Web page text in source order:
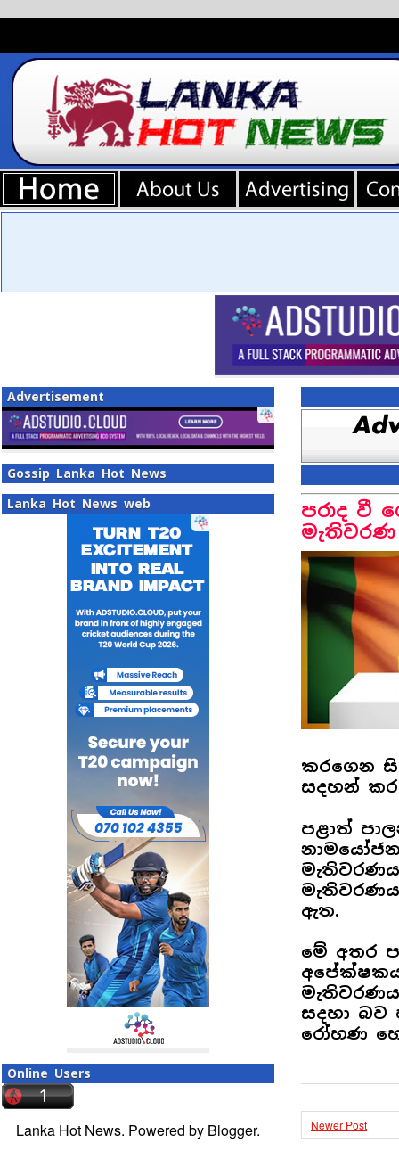
Advertisement
Gossip Lanka Hot News
Lanka Hot News web
Online Users
Lanka Hot News. Powered by Blogger.
පරාද වී
කරගෙන
සදහන්
පළාත්
ඇත.
මේ අතර
සදහා බව
රෝහණ
Newer Post